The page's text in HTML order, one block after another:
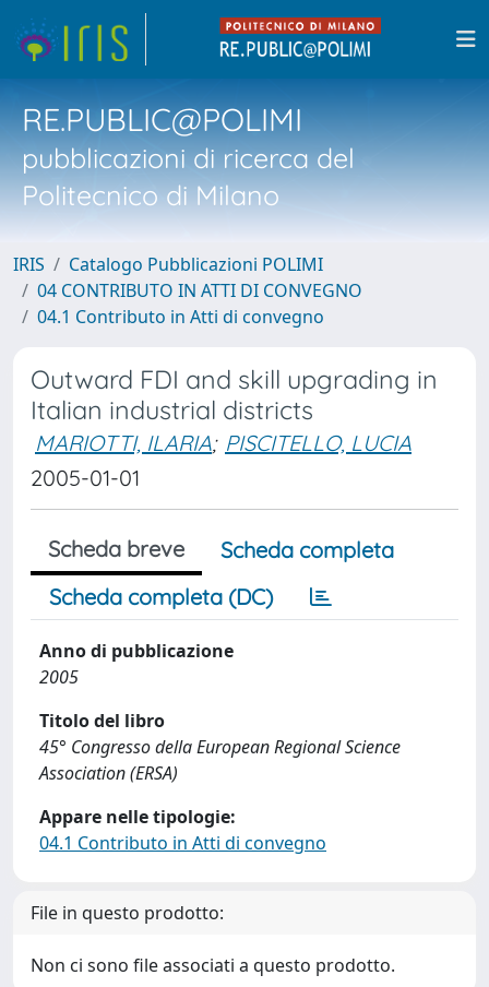
RE.PUBLIC@POLIMI
pubblicazioni di ricerca del
Politecnico di Milano
IRIS
Catalogo Pubblicazioni POLIMI
04 CONTRIBUTO IN ATTI DI CONVEGNO
04.1 Contributo in Atti di convegno
Outward FDI and skill upgrading in
Italian industrial districts
MARIOTTI, ILARIA; PISCITELLO, LUCIA
2005-01-01
Scheda breve
Scheda completa
Scheda completa (DC)
Anno di pubblicazione
2005
Titolo del libro
45° Congresso della European Regional Science
Association (ERSA)
Appare nelle tipologie:
04.1 Contributo in Atti di convegno
File in questo prodotto:
Non ci sono file associati a questo prodotto.